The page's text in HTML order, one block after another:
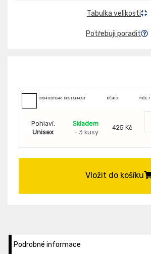
Tabulka velikosti
Potřebuji poradit
CR0402013460999DOSTUPNOST KČ/KS: POČET
Pohlaví:
Unisex
Skladem
- 3 kusy
425 Kč
Vložit do košíku
Podrobné informace